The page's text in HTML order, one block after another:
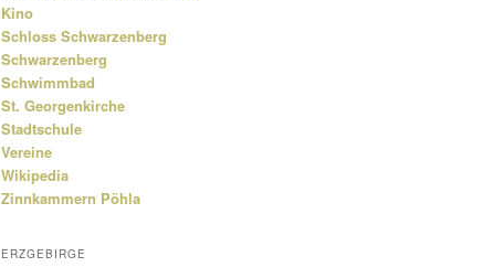
Kino
Schloss Schwarzenberg
Schwarzenberg
Schwimmbad
St. Georgenkirche
Stadtschule
Vereine
Wikipedia
Zinnkammern Pöhla
ERZGEBIRGE